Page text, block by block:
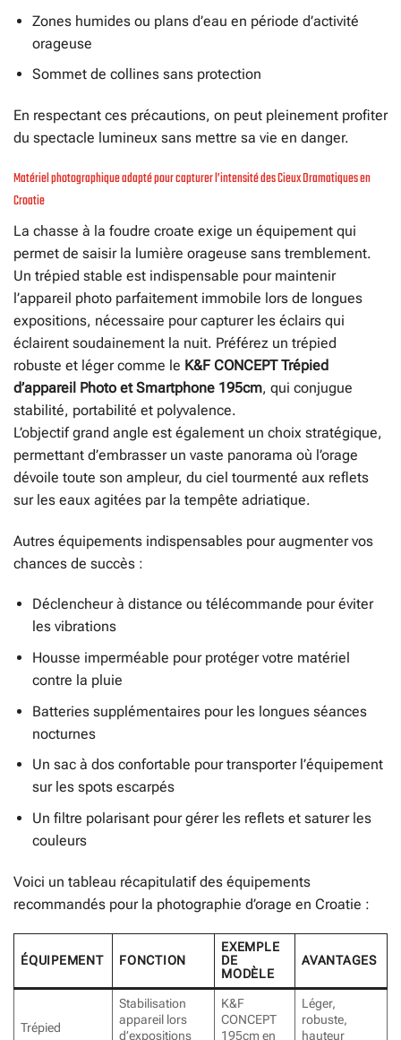
Zones humides ou plans d’eau en période d’activité
orageuse
Sommet de collines sans protection
En respectant ces précautions, on peut pleinement profiter
du spectacle lumineux sans mettre sa vie en danger.
Matériel photographique adapté pour capturer l’intensité des Cieux Dramatiques en
Croatie
La chasse à la foudre croate exige un équipement qui
permet de saisir la lumière orageuse sans tremblement.
Un trépied stable est indispensable pour maintenir
l’appareil photo parfaitement immobile lors de longues
expositions, nécessaire pour capturer les éclairs qui
éclairent soudainement la nuit. Préférez un trépied
robuste et léger comme le K&F CONCEPT Trépied
d’appareil Photo et Smartphone 195cm, qui conjugue
stabilité, portabilité et polyvalence.
L’objectif grand angle est également un choix stratégique,
permettant d’embrasser un vaste panorama où l’orage
dévoile toute son ampleur, du ciel tourmenté aux reflets
sur les eaux agitées par la tempête adriatique.
Autres équipements indispensables pour augmenter vos
chances de succès :
Déclencheur à distance ou télécommande pour éviter
les vibrations
Housse imperméable pour protéger votre matériel
contre la pluie
Batteries supplémentaires pour les longues séances
nocturnes
Un sac à dos confortable pour transporter l’équipement
sur les spots escarpés
Un filtre polarisant pour gérer les reflets et saturer les
couleurs
Voici un tableau récapitulatif des équipements
recommandés pour la photographie d’orage en Croatie :
ÉQUIPEMENT FONCTION
EXEMPLE
DE
MODÈLE
AVANTAGES
Trépied
Stabilisation
appareil lors
d’expositions
K&F
CONCEPT
195cm en
Léger,
robuste,
hauteur